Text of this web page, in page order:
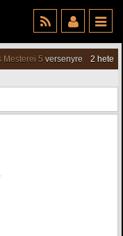
Mesterei 5 versenyre
2 hete